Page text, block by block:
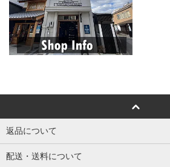
返品について
配送・送料について